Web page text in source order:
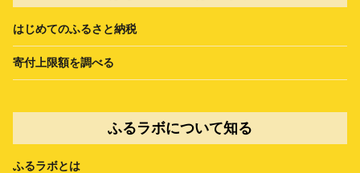
はじめてのふるさと納税
寄付上限額を調べる
ふるラボについて知る
ふるラボとは